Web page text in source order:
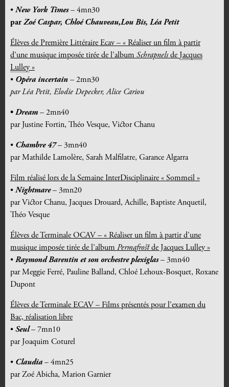
• New York Times – 4mn30
par Zoé Caspar, Chloé Chauveau,Lou Bis, Léa Petit
Élèves de Première Littéraire Ecav – « Réaliser un film à partir
d’une musique imposée tirée de l’album Schrapnelsde Jacques
Lulley»
• Opéra incertain – 2mn30
par Léa Petit, Elodie Depecker, Alice Cariou
• Dream – 2mn40
par Justine Fortin, Théo Vesque, Victor Chanu
• Chambre 47– 3mn40
par Mathilde Lamolère, Sarah Malfilatre, Garance Algarra
Film réalisé lors de la Semaine InterDisciplinaire « Sommeil »
• Nightmare– 3mn20
par Victor Chanu, Jacques Drouard, Achille, Baptiste Anquetil,
Théo Vesque
Élèves de Terminale OCAV – « Réaliser un film à partir d’une
musique imposée tirée de l’album Permafrostde Jacques Lulley »
• Raymond Barentin et son orchestre plexiglas– 3mn40
par Meggie Ferré, Pauline Balland, Chloé Lehoux-Bosquet, Roxane
Dupont
Élèves de Terminale ECAV – Films présentés pour l’examen du
Bac, réalisation libre
• Seul– 7mn10
par Joaquim Coturel
• Claudia – 4mn25
par Zoé Abicha, Marion Garnier